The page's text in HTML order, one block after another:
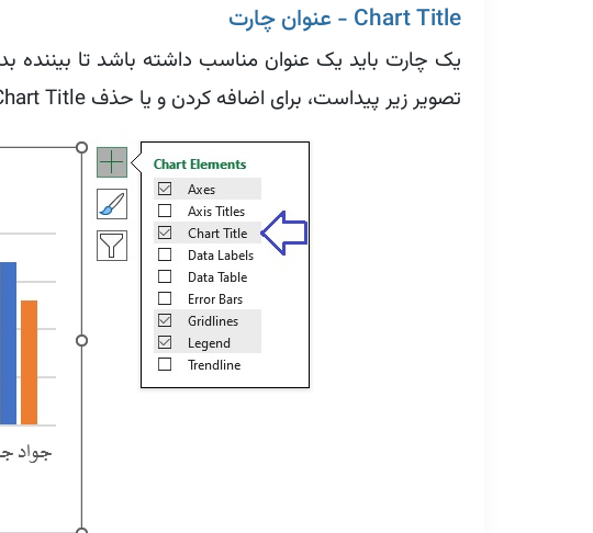
Chart Title - عنوان چارت
یک چارت باید یک عنوان مناسب داشته باشد تا بیننده
تصویر زیر پیداست، برای اضافه کردن و یا حذف Chart Title در قسمت Chart Elements ، یک تیک وجود دارد.